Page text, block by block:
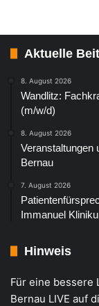
Aktuelle
8. August 2026
Wandlitz:
(m/w/d)
8. August 2026
Veranstaltungen
Bernau
7. August 2026
Immanuel
Hinweis
Für eine bessere
Bernau LIVE auf